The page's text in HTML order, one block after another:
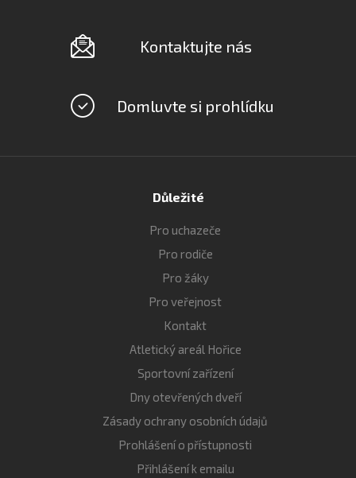
Kontaktujte nás
Domluvte si prohlídku
Důležité
Pro uchazeče
Pro rodiče
Pro žáky
Pro veřejnost
Kontakt
Atletický areál Hořice
Sportovní zařízení
Dny otevřených dveří
Zásady ochrany osobních údajů
Prohlášení o přístupnosti
Přihlášení k emailu